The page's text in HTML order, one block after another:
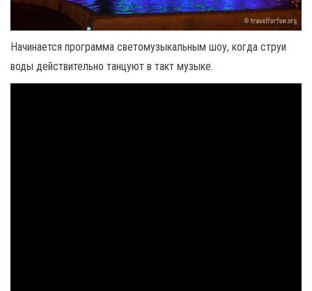
Начинается программа светомузыкальным шоу, когда струи
воды действительно танцуют в такт музыке.